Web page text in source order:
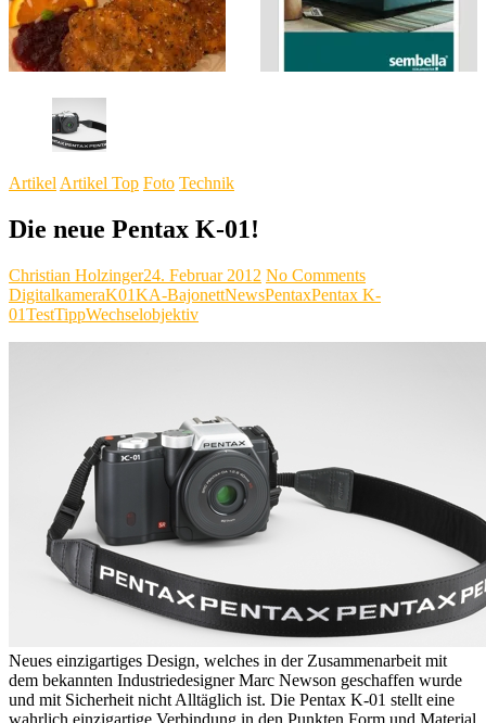
ArtikelArtikel Top Foto Technik
Die neue Pentax K-01!
Christian Holzinger24. Februar 2012 No Comments
DigitalkameraK01KA-BajonettNewsPentaxPentax K-
01TestTippWechselobjektiv
Neues einzigartiges Design, welches in der Zusammenarbeit mit
dem bekannten Industriedesigner Marc Newson geschaffen wurde
und mit Sicherheit nicht Alltäglich ist. Die Pentax K-01 stellt eine